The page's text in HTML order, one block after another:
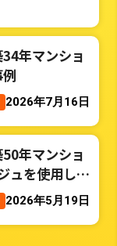
34年マンショ
2026年7月16日
50年マンショ
ュを使用した
2026年5月19日